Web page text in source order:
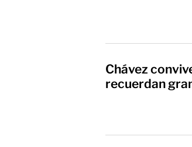
Chávez
recuerdan